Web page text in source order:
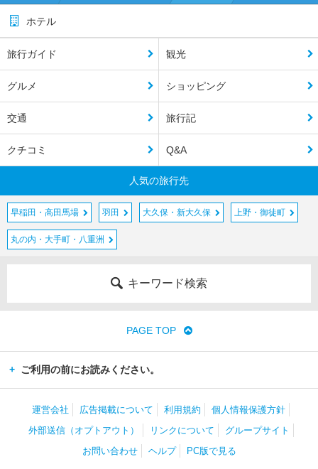
ホテル
旅行ガイド 観光
グルメ ショッピング
交通 旅行記
クチコミ Q&A
人気の旅行先
早稲田・高田馬場 羽田 大久保・新大久保 上野・御徒町
丸の内・大手町・八重洲
キーワード検索
PAGE TOP
ご利用の前にお読みください。
運営会社 広告掲載について 利用規約
個人情報保護方針
外部送信（オプトアウト）
リンクについて
グループサイト
お問い合わせ
ヘルプ PC版で見る